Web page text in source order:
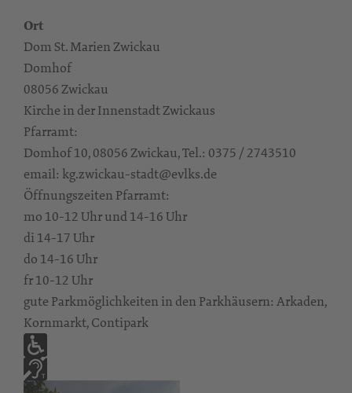
Ort
Dom St. Marien Zwickau
Domhof
08056 Zwickau
Kirche in der Innenstadt Zwickaus
Pfarramt:
Domhof 10, 08056 Zwickau, Tel.: 0375 / 2743510
email: kg.zwickau-stadt@evlks.de
Öffnungszeiten Pfarramt:
mo 10-12 Uhr und 14-16 Uhr
di 14-17 Uhr
do 14-16 Uhr
fr 10-12 Uhr
gute Parkmöglichkeiten in den Parkhäusern: Arkaden,
Kornmarkt, Contipark